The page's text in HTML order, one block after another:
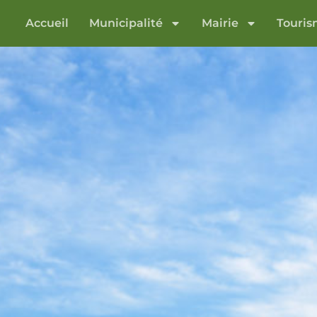
Accueil Municipalité Mairie